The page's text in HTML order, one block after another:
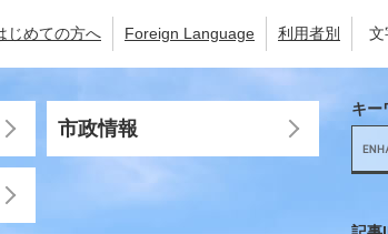
じめての方へ Foreign Language 利用者別 文
市政情報
キー